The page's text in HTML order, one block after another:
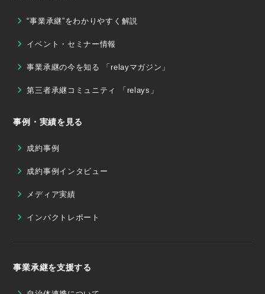
“事業承継”をわかりやすく解説
イベント・セミナー情報
事業承継の今を知る 「relayマガジン」
第三者承継コミュニティ 「relays」
事例・実績を見る
成約事例
成約事例インタビュー
メディア実績
インパクトレポート
事業承継を支援する